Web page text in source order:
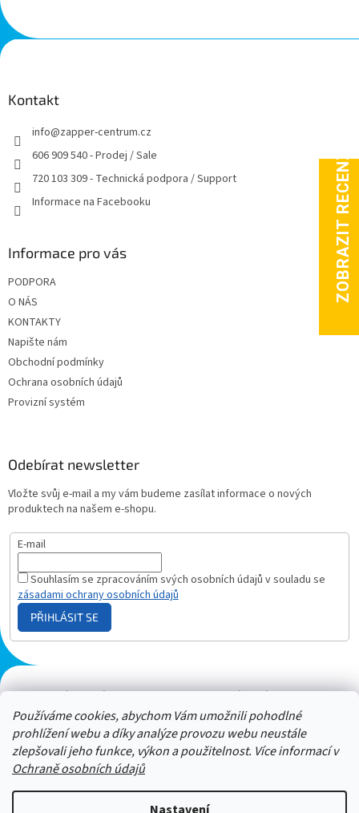
Používáme cookies, abychom Vám umožnili pohodlné
prohlížení webu a díky analýze provozu webu neustále
zlepšovali jeho funkce, výkon a použitelnost. Více informací v
Ochraně osobních údajů
Z
á
Kontakt
info@zapper-centrum.cz
606 909 540 - Prodej / Sale
720 103 309 - Technická podpora / Support
Informace na Facebooku
Informace pro vás
PODPORA
O NÁS
KONTAKTY
Napište nám
Obchodní podmínky
Ochrana osobních údajů
Provizní systém
Odebírat newsletter
Vložte svůj e-mail a my vám budeme zasílat informace o nových
produktech na našem e-shopu.
E-mail
Souhlasím se zpracováním svých osobních údajů v souladu se
zásadami ochrany osobních údajů
PŘIHLÁSIT SE
Plazmový generátor.cz Heureka - hodnocení Solárne panely.sk
Parasite zapper